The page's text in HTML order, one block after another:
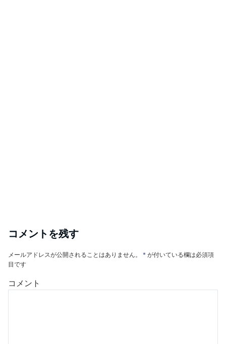
コメントを残す
メールアドレスが公開されることはありません。 * が付いている欄は必須項
目です
コメント